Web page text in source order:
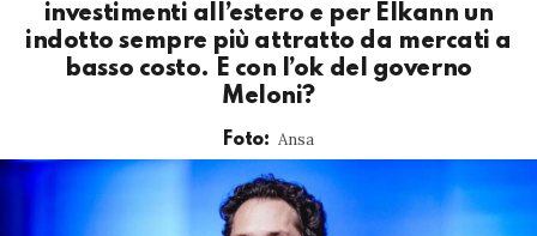
investimenti all’estero e per Elkann un
indotto sempre più attratto da mercati a
basso costo. E con l’ok del governo
Meloni?
Foto: Ansa